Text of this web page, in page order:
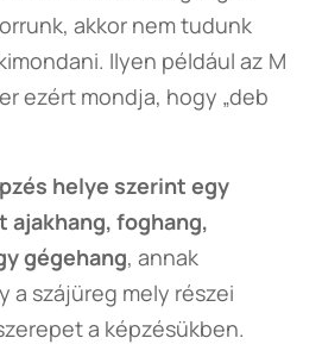
akkor nem tudunk
Ilyen például az M
ezért mondja, hogy „deb
helye szerint egy
ajakhang, foghang,
gégehang, annak
a szájüreg mely részei
a képzésükben.